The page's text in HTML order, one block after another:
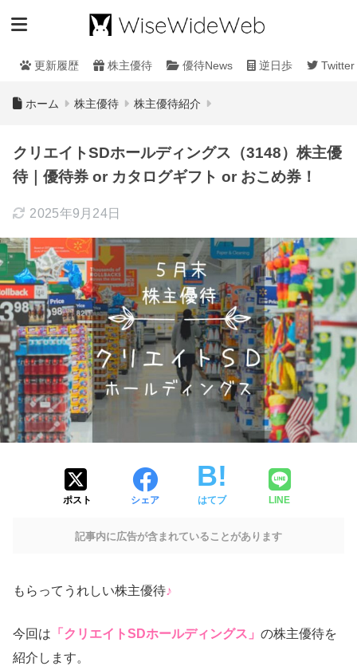
更新履歴 株主優待 優待News 逆日歩 Twitter
ホーム 株主優待 株主優待紹介
クリエイトSDホールディングス（3148）株主優
待｜優待券 or カタログギフト or おこめ券！
2025年9月24日
ポスト シェア はてブ LINE
記事内に広告が含まれていることがあります
もらってうれしい株主優待♪
今回は 「クリエイトSDホールディングス」 の株主優待を
紹介します。